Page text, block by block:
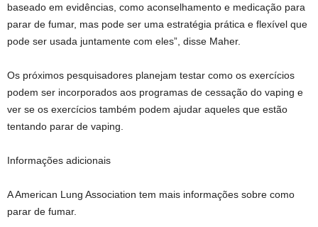
baseado em evidências, como aconselhamento e medicação para
parar de fumar, mas pode ser uma estratégia prática e flexível que
pode ser usada juntamente com eles”, disse Maher.
Os próximos pesquisadores planejam testar como os exercícios
podem ser incorporados aos programas de cessação do vaping e
ver se os exercícios também podem ajudar aqueles que estão
tentando parar de vaping.
Informações adicionais
A American Lung Association tem mais informações sobre como
parar de fumar.